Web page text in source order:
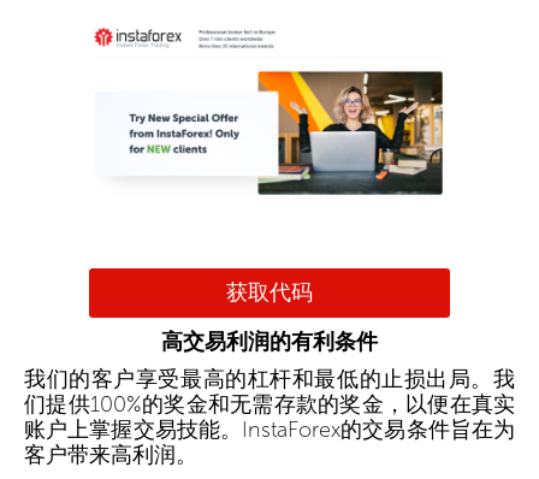
获取代码
高交易利润的有利条件
我们的客户享受最高的杠杆和最低的止损出局。我
们提供100%的奖金和无需存款的奖金，以便在真实
账户上掌握交易技能。InstaForex的交易条件旨在为
客户带来高利润。